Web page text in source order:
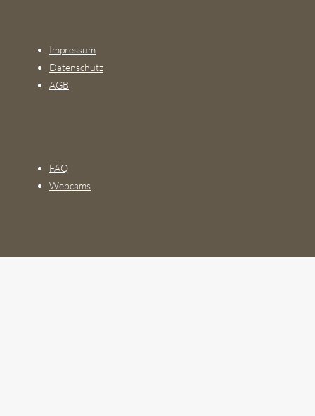
Impressum
Datenschutz
AGB
FAQ
Webcams